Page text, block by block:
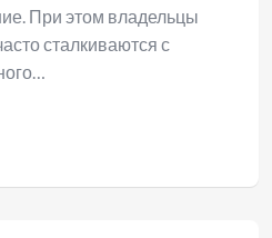
При этом владельцы
сталкиваются с